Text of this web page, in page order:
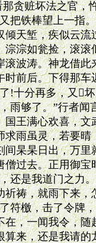
贪赃坏法之官，
把铁棒望上一指
堑，疾似云流
淙如瓮捡，滚
波涛。神龙借
后。下得那车
!十分再多，又
雨够了。”行者闻
王满心欢喜，文
求雨虽灵，若要
杲杲日出，万里
去。正用御宝
还是我道门之力
祷，就雨下来，
符檄，击了令牌
，一闻我令，
来，还是我请